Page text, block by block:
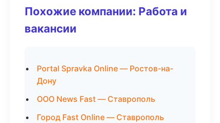
Похожие компании: Работа и
вакансии
Portal Spravka Online — Ростов-на-
Дону
ООО News Fast — Ставрополь
Город Fast Online — Ставрополь